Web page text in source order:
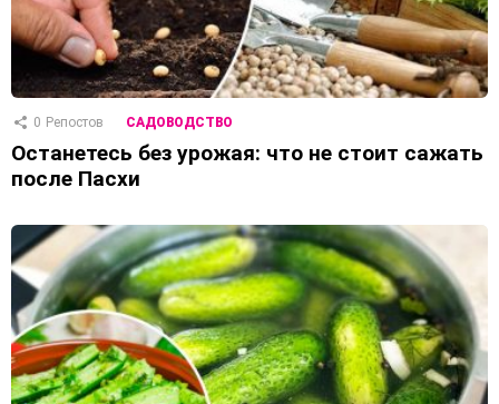
0 Репостов САДОВОДСТВО
Останетесь без урожая: что не стоит сажать
после Пасхи